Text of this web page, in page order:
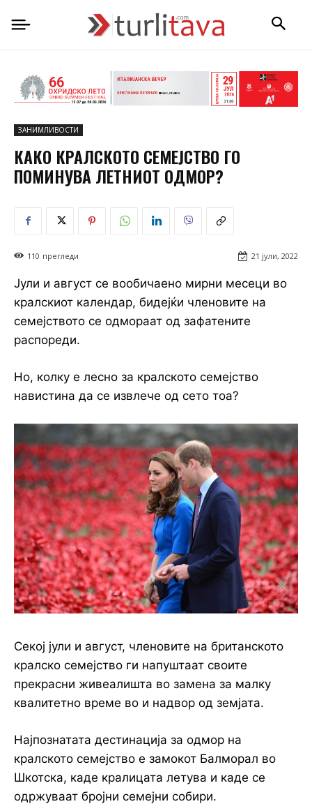
ЗАНИМЛИВОСТИ
КАКО КРАЛСКОТО СЕМЕЈСТВО ГО
ПОМИНУВА ЛЕТНИОТ ОДМОР?
21 јули, 2022
110 прегледи
Јули и август се вообичаено мирни месеци во
кралскиот календар, бидејќи членовите на
семејството се одмораат од зафатените
распореди.
Но, колку е лесно за кралското семејство
навистина да се извлече од сето тоа?
Секој јули и август, членовите на британското
кралско семејство ги напуштаат своите
прекрасни живеалишта во замена за малку
квалитетно време во и надвор од земјата.
Најпознатата дестинација за одмор на
кралското семејство е замокот Балморал во
Шкотска, каде кралицата летува и каде се
одржуваат бројни семејни собири.